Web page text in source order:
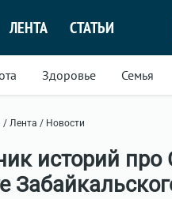
ЛЕНТА СТАТЬИ
Здоровье Семья
/ Лента / Новости
историй